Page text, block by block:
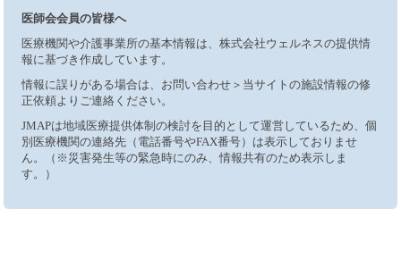
医師会会員の皆様へ
医療機関や介護事業所の基本情報は、株式会社ウェルネスの提供情
報に基づき作成しています。
情報に誤りがある場合は、お問い合わせ＞当サイトの施設情報の修
正依頼よりご連絡ください。
JMAPは地域医療提供体制の検討を目的として運営しているため、個
別医療機関の連絡先（電話番号やFAX番号）は表示しておりませ
ん。（※災害発生等の緊急時にのみ、情報共有のため表示しま
す。）